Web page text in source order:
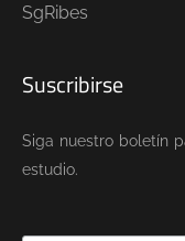
SgRibes
Suscribirse
Siga nuestro boletín
estudio.